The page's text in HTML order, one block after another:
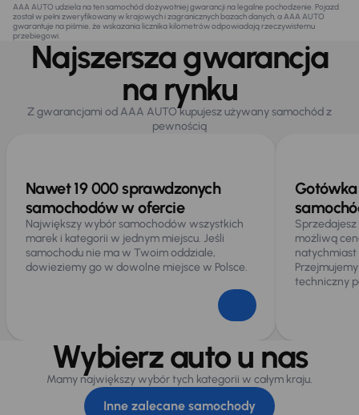
AAA AUTO udziela na ten samochód dożywotniej gwarancji na legalne pochodzenie. Pojazd
został w pełni zweryfikowany w krajowych i zagranicznych bazach danych, a AAA AUTO
gwarantuje na piśmie, że wskazania licznika kilometrów odpowiadają rzeczywistemu
przebiegowi.
Najszersza gwarancja
na rynku
Z gwarancjami od AAA AUTO kupujesz używany samochód z
pewnością
Nawet 19 000 sprawdzonych
samochodów w ofercie
Największy wybór samochodów wszystkich
marek i kategorii w jednym miejscu. Jeśli
samochodu nie ma w Twoim oddziale,
dowieziemy go w dowolne miejsce w Polsce.
możliwą
techniczny
Wybierz auto u nas
Mamy największy wybór tych kategorii w całym kraju.
Inne zalecane samochody